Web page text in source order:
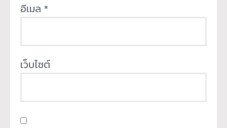
อีเมล *
เว็บไซต์